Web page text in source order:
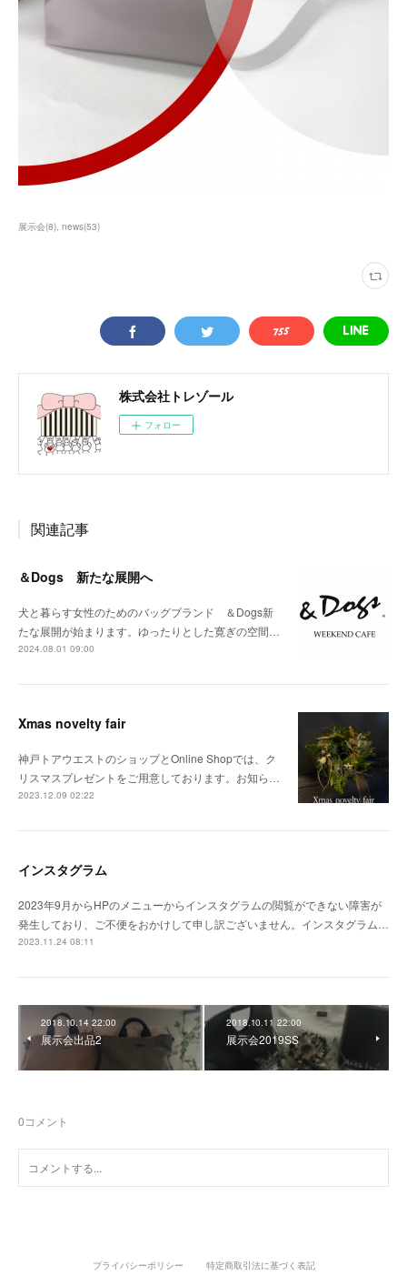
展示会(8) news(53)
株式会社トレゾール
フォロー
関連記事
＆Dogs 新たな展開へ
犬と暮らす女性のためのバッグブランド ＆Dogs新
たな展開が始まります。ゆったりとした寛ぎの空間…
2024.08.01 09:00
Xmas novelty fair
神戸トアウエストのショップとOnline Shopでは、ク
リスマスプレゼントをご用意しております。お知ら…
2023.12.09 02:22
インスタグラム
2023年9月からHPのメニューからインスタグラムの閲覧ができない障害が
発生しており、ご不便をおかけして申し訳ございません。インスタグラム…
2023.11.24 08:11
2018.10.14 22:00
展示会出品2
2018.10.11 22:00
展示会2019SS
0コメント
プライバシーポリシー 特定商取引法に基づく表記